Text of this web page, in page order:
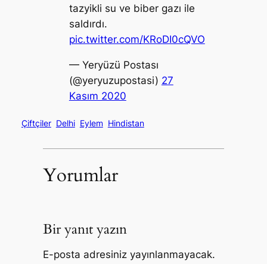
tazyikli su ve biber gazı ile
saldırdı.
pic.twitter.com/KRoDI0cQVO
— Yeryüzü Postası
(@yeryuzupostasi) 27
Kasım 2020
Çiftçiler Delhi Eylem Hindistan
Yorumlar
Bir yanıt yazın
E-posta adresiniz yayınlanmayacak.